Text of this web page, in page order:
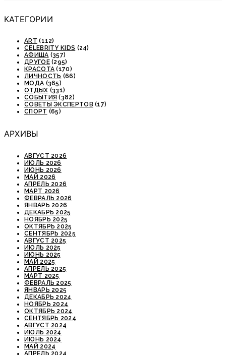
КАТЕГОРИИ
ART (112)
CELEBRITY KIDS (24)
АФИША (357)
ДРУГОЕ(295)
КРАСОТА (170)
ЛИЧНОСТЬ (66)
МОДА (365)
ОТДЫХ (331)
СОБЫТИЯ (382)
СОВЕТЫ ЭКСПЕРТОВ (17)
СПОРТ (65)
АРХИВЫ
АВГУСТ 2026
ИЮЛЬ 2026
ИЮНЬ 2026
МАЙ 2026
АПРЕЛЬ 2026
МАРТ 2026
ФЕВРАЛЬ 2026
ЯНВАРЬ 2026
ДЕКАБРЬ 2025
НОЯБРЬ 2025
ОКТЯБРЬ 2025
СЕНТЯБРЬ 2025
АВГУСТ 2025
ИЮЛЬ 2025
ИЮНЬ 2025
МАЙ 2025
АПРЕЛЬ 2025
МАРТ 2025
ФЕВРАЛЬ 2025
ЯНВАРЬ 2025
ДЕКАБРЬ 2024
НОЯБРЬ 2024
ОКТЯБРЬ 2024
СЕНТЯБРЬ 2024
АВГУСТ 2024
ИЮЛЬ 2024
ИЮНЬ 2024
МАЙ 2024
АПРЕЛЬ 2024